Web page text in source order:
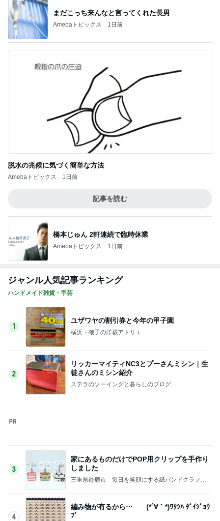
まだこっち来んなと言ってくれた長男
Amebaトピックス 1日前
脱水の兆候に気づく簡単な方法
Amebaトピックス 1日前
記事を読む
橋本じゅん 2軒連続で臨時休業
Amebaトピックス 1日前
ジャンル人気記事ランキング
ハンドメイド雑貨・手芸
1
ユザワヤの割引券と今年の甲子園
横浜・磯子の洋裁アトリエ
2
リッカーマイティNC3とプーさんミシン｜生
徒さんのミシン紹介
ステラのソーイングと暮らしのブログ
3
4
編み物が有るから⋯ (*´∀｀*)ﾜﾀｼﾊ ﾀﾞｲｼﾞｮｳ
ﾌﾞ
編み物縫い物で心のリハビリを
5
可愛い撮影小物＆セール購入品☆ビューティ
ーデー〜バッグ＆アクセサリー♪